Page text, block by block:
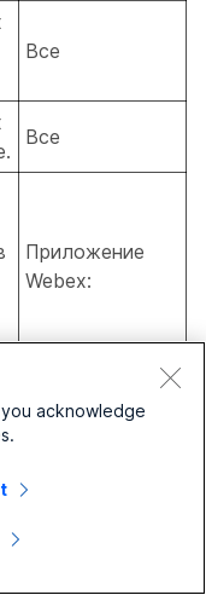
Все
Все
Приложение
Webex:
acknowledge